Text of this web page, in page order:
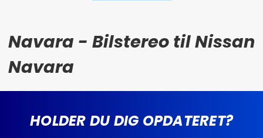
Navara - Bilstereo til Nissan
Navara
HOLDER DU DIG OPDATERET?